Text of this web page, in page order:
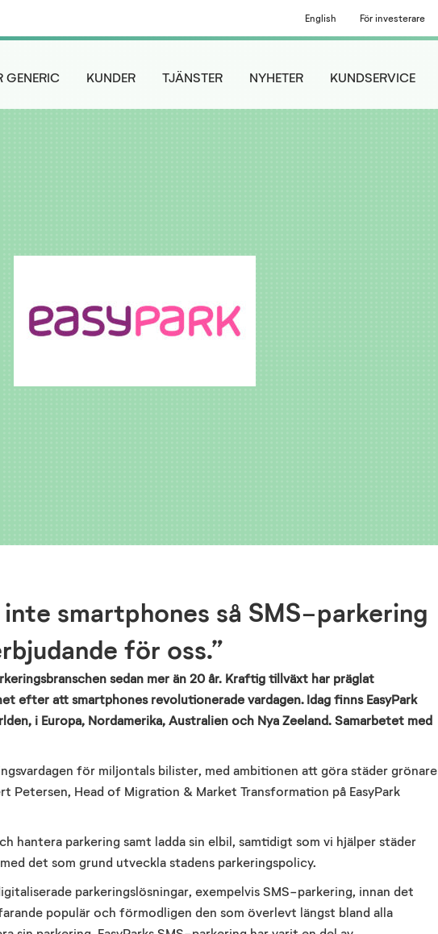
English För investerare
GENERIC KUNDER TJÄNSTER NYHETER KUNDSERVICE
inte smartphones så SMS-parkering
för oss.”
sedan mer än 20 år. Kraftig tillväxt har präglat
efter att smartphones revolutionerade vardagen. Idag finns EasyPark
i Europa, Nordamerika, Australien och Nya Zeeland. Samarbetet med
för miljontals bilister, med ambitionen att göra städer grönare
Petersen, Head of Migration & Market Transformation på EasyPark
hantera parkering samt ladda sin elbil, samtidigt som vi hjälper städer
det som grund utveckla stadens parkeringspolicy.
parkeringslösningar, exempelvis SMS-parkering, innan det
populär och förmodligen den som överlevt längst bland alla